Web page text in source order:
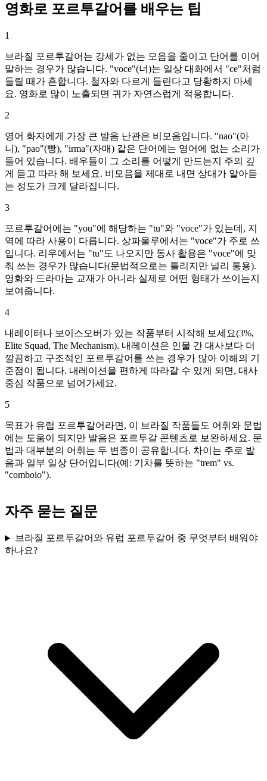
영화로 포르투갈어를 배우는 팁
1
브라질 포르투갈어는 강세가 없는 모음을 줄이고 단어를 이어
말하는 경우가 많습니다. "voce"(너)는 일상 대화에서 "ce"처럼
들릴 때가 흔합니다. 철자와 다르게 들린다고 당황하지 마세
요. 영화로 많이 노출되면 귀가 자연스럽게 적응합니다.
2
영어 화자에게 가장 큰 발음 난관은 비모음입니다. "nao"(아
니), "pao"(빵), "irma"(자매) 같은 단어에는 영어에 없는 소리가
들어 있습니다. 배우들이 그 소리를 어떻게 만드는지 주의 깊
게 듣고 따라 해 보세요. 비모음을 제대로 내면 상대가 알아듣
는 정도가 크게 달라집니다.
3
포르투갈어에는 "you"에 해당하는 "tu"와 "voce"가 있는데, 지
역에 따라 사용이 다릅니다. 상파울루에서는 "voce"가 주로 쓰
입니다. 리우에서는 "tu"도 나오지만 동사 활용은 "voce"에 맞
춰 쓰는 경우가 많습니다(문법적으로는 틀리지만 널리 통용).
영화와 드라마는 교재가 아니라 실제로 어떤 형태가 쓰이는지
보여줍니다.
4
내레이터나 보이스오버가 있는 작품부터 시작해 보세요(3%,
Elite Squad, The Mechanism). 내레이션은 인물 간 대사보다 더
깔끔하고 구조적인 포르투갈어를 쓰는 경우가 많아 이해의 기
준점이 됩니다. 내레이션을 편하게 따라갈 수 있게 되면, 대사
중심 작품으로 넘어가세요.
5
목표가 유럽 포르투갈어라면, 이 브라질 작품들도 어휘와 문법
에는 도움이 되지만 발음은 포르투갈 콘텐츠로 보완하세요. 문
법과 대부분의 어휘는 두 변종이 공유합니다. 차이는 주로 발
음과 일부 일상 단어입니다(예: 기차를 뜻하는 "trem" vs.
"comboio").
자주 묻는 질문
브라질 포르투갈어와 유럽 포르투갈어 중 무엇부터 배워야
하나요?